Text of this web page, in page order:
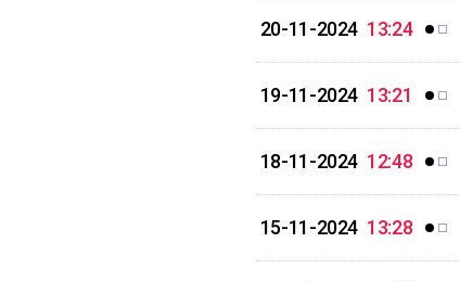
20-11-2024 13:24
19-11-2024 13:21
18-11-2024 12:48
15-11-2024 13:28